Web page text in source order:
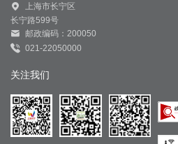
上海市长宁区
长宁路599号
邮政编码：200050
021-22050000
关注我们